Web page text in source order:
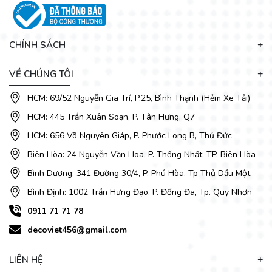
Không chỉ giữ được dáng vẻ lịch sự, trang trọng, mà bộ nội
đối cao.
CHÍNH SÁCH
VỀ CHÚNG TÔI
HCM: 69/52 Nguyễn Gia Trí, P.25, Bình Thạnh (Hẻm Xe Tải)
HCM: 445 Trần Xuân Soạn, P. Tân Hưng, Q7
HCM: 656 Võ Nguyên Giáp, P. Phước Long B, Thủ Đức
Biên Hòa: 24 Nguyễn Văn Hoa, P. Thống Nhất, TP. Biên Hòa
Bình Dương: 341 Đường 30/4, P. Phú Hòa, Tp Thủ Dầu Một
Bình Định: 1002 Trần Hưng Đạo, P. Đống Đa, Tp. Quy Nhơn
0911 71 71 78
decoviet456@gmail.com
LIÊN HỆ